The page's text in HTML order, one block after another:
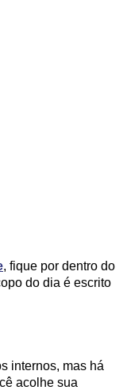
, fique por dentro do
do dia é escrito
internos, mas há
acolhe sua